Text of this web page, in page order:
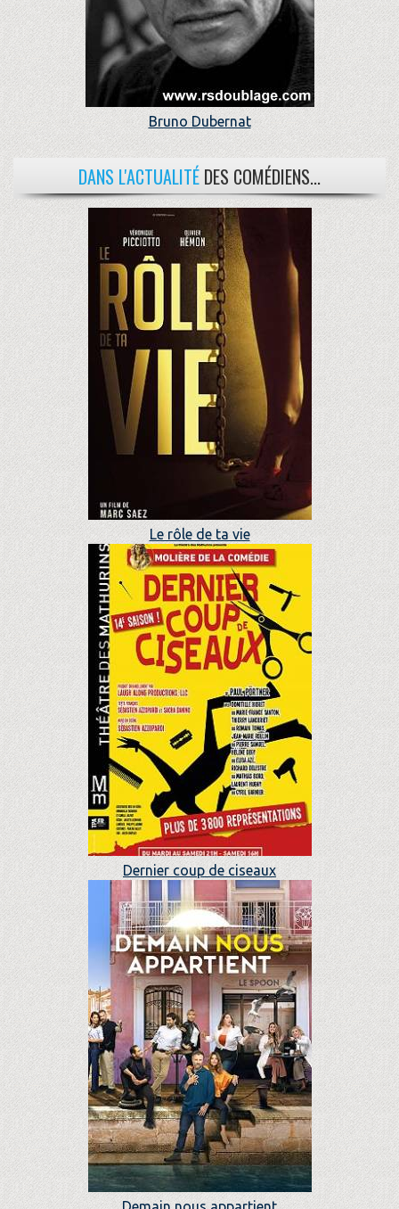
Bruno Dubernat
DANS L'ACTUALITÉ DES COMÉDIENS...
Le rôle de ta vie
Dernier coup de ciseaux